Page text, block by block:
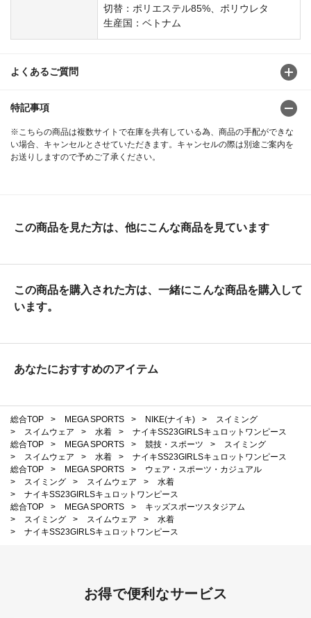
切替：ポリエステル85%、ポリウレタ
生産国：ベトナム
よくあるご質問
特記事項
※こちらの商品は複数サイトで在庫を共有している為、商品の手配ができな
い場合、キャンセルとさせていただきます。キャンセルの際は別途ご案内を
お送りしますので予めご了承ください。
この商品を見た方は、他にこんな商品を見ています
この商品を購入された方は、一緒にこんな商品を購入して
います。
あなたにおすすめのアイテム
総合TOP > MEGA SPORTS > NIKE(ナイキ) >
スイミング
>
スイムウェア > 水着 >
ナイキSS23GIRLSキュロットワンピース
総合TOP
> MEGA SPORTS > 競技・スポーツ >
スイミング
>
スイムウェア > 水着 >
ナイキSS23GIRLSキュロットワンピース
総合TOP
> MEGA SPORTS >
ウェア・スポーツ・カジュアル
>
スイミング > スイムウェア >
水着
>
ナイキSS23GIRLSキュロットワンピース
総合TOP
> MEGA SPORTS >
キッズスポーツスタジアム
>
スイミング > スイムウェア >
水着
>
ナイキSS23GIRLSキュロットワンピース
お得で便利なサービス